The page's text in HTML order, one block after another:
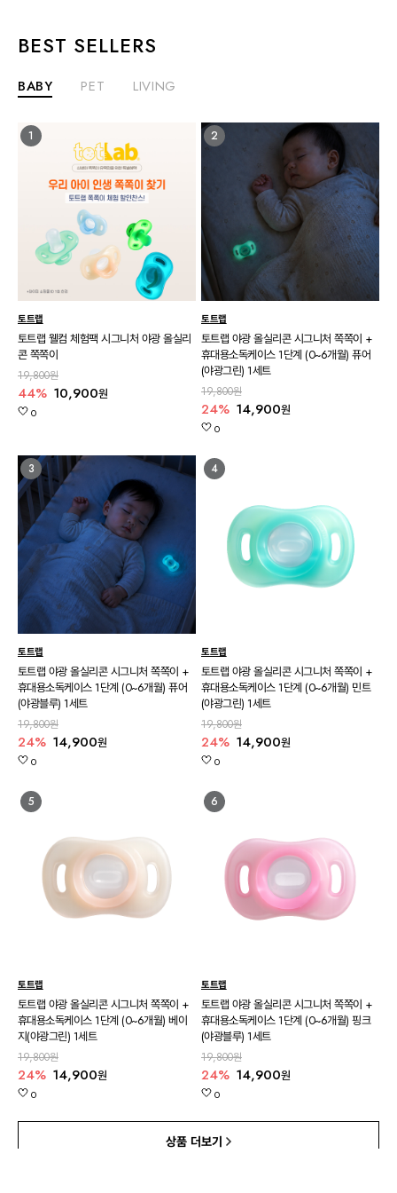
BEST SELLERS
BABY PET LIVING
1
토트랩
토트랩 웰컴 체험팩 시그니처 야광 올실리
콘 쪽쪽이
19,800원
44% 10,900원
0
2
토트랩
토트랩 야광 올실리콘 시그니처 쪽쪽이 +
휴대용소독케이스 1단계 (0~6개월) 퓨어
(야광그린) 1세트
19,800원
24% 14,900원
0
3
토트랩
토트랩 야광 올실리콘 시그니처 쪽쪽이 +
휴대용소독케이스 1단계 (0~6개월) 퓨어
(야광블루) 1세트
19,800원
24% 14,900원
0
4
토트랩
토트랩 야광 올실리콘 시그니처 쪽쪽이 +
휴대용소독케이스 1단계 (0~6개월) 민트
(야광그린) 1세트
19,800원
24% 14,900원
0
5
토트랩
토트랩 야광 올실리콘 시그니처 쪽쪽이 +
휴대용소독케이스 1단계 (0~6개월) 베이
지(야광그린) 1세트
19,800원
24% 14,900원
0
6
토트랩
토트랩 야광 올실리콘 시그니처 쪽쪽이 +
휴대용소독케이스 1단계 (0~6개월) 핑크
(야광블루) 1세트
19,800원
24% 14,900원
0
상품 더보기